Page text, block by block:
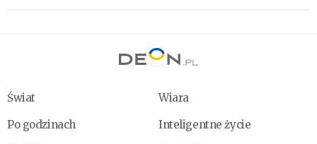
Świat
Wiara
Po godzinach
Inteligentne życie